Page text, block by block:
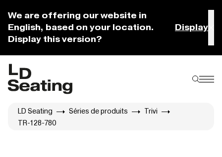
We are offering our website in
English, based on your location.
Display this version?
Display
LD Seating Séries de produits
Trivi
TR-128-780